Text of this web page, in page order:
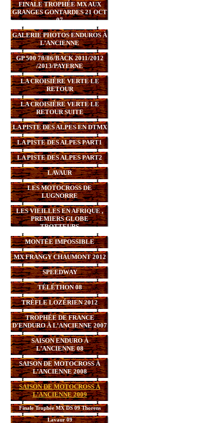
FINALE TROPHÉE MX AUX
GRANGES GONTARDES 21 OCT
07
GALERIE PHOTOS ENDUROS À
L’ANCIENNE
GP 500 78/86/BACK 2011/2012
/2013/PAYERNE
LA CROISIÈRE VERTE LE
RETOUR
LA CROISIÈRE VERTE LE
RETOUR SUITE
LA PISTE DES ALPES EN DTMX
LA PISTE DES ALPES PART1
LA PISTE DES ALPES PART2
LAVAUR
LES MOTOCROSS DE
LUGNORRE
LES VIEILLES EN AFRIQUE ,
PREMIERS GLOBE
TROTTEURS
MONTÉE IMPOSSIBLE
MX FRANGY CHAUMONT 2012
SPEEDWAY
TÉLÉTHON 08
TRÈFLE LOZÉRIEN 2012
TROPHÉE DE FRANCE
D’ENDURO À L’ANCIENNE 2007
SAISON ENDURO À
L’ANCIENNE 08
SAISON DE MOTOCROSS À
L’ANCIENNE 2008
SAISON DE MOTOCROSS À
L’ANCIENNE 2009
Finale Trophée MX DS 09 Thorens
Lavaur 09